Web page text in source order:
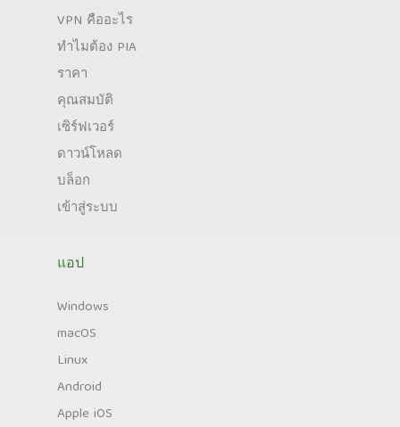
VPN คืออะไร
ทำไมต้อง PIA
ราคา
คุณสมบัติ
เซิร์ฟเวอร์
ดาวน์โหลด
บล็อก
เข้าสู่ระบบ
แอป
Windows
macOS
Linux
Android
Apple iOS